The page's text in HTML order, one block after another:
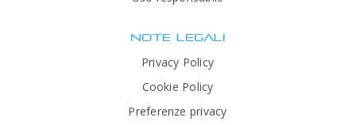
NOTE LEGALI
Privacy Policy
Cookie Policy
Preferenze privacy